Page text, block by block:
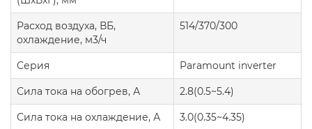
Расход воздуха, ВБ,
охлаждение, м3/ч
514/370/300
Серия Paramount inverter
Сила тока на обогрев, А 2.8(0.5~5.4)
Сила тока на охлаждение, А 3.0(0.35~4.35)